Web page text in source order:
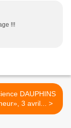
!!!
DAUPHINS
et le bonheur», 3 avril... >